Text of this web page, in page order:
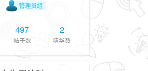
管理员组
497
帖子数
2
精华数